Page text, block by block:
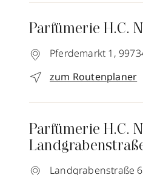
Parfümerie H.C.
Pferdemarkt 1,
zum Routenplaner
Parfümerie H.C.
Landgrabenstraße